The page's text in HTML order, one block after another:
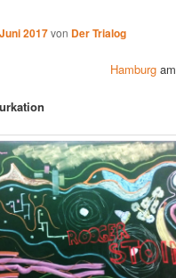
2017von Der Trialog
Hamburgam